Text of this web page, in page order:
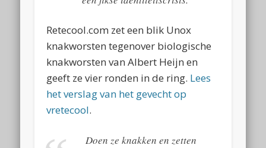
Retecool.com zet een blik Unox
knakworsten tegenover biologische
knakworsten van Albert Heijn en
geeft ze vier ronden in de ring. Lees
het verslag van het gevecht op
vretecool.
Doen ze knakken en zetten